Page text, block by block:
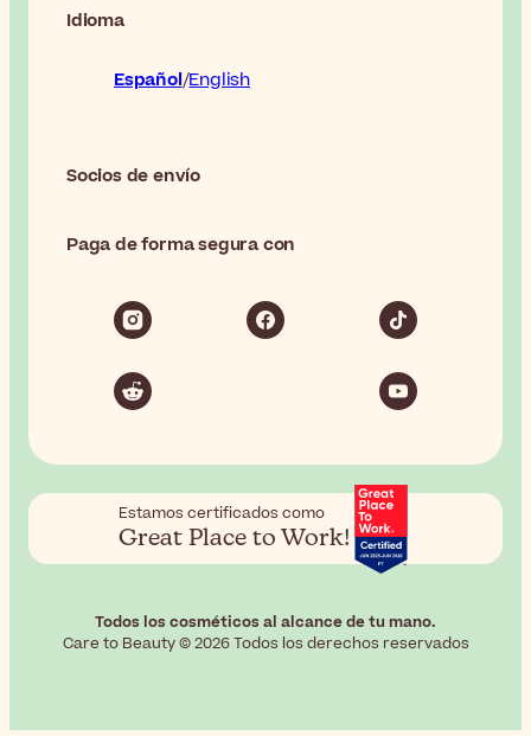
Idioma
Español English
Socios de envío
Paga de forma segura con
Estamos certificados como
Great Place to Work!
Todos los cosméticos al alcance de tu mano.
Care to Beauty © 2026 Todos los derechos reservados